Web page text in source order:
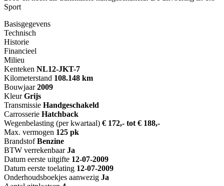
Sport
Basisgegevens
Technisch
Historie
Financieel
Milieu
Kenteken NL12-JKT-7
Kilometerstand 108.148 km
Bouwjaar 2009
Kleur Grijs
Transmissie Handgeschakeld
Carrosserie Hatchback
Wegenbelasting (per kwartaal) € 172,- tot € 188,-
Max. vermogen 125 pk
Brandstof Benzine
BTW verrekenbaar Ja
Datum eerste uitgifte 12-07-2009
Datum eerste toelating 12-07-2009
Onderhoudsboekjes aanwezig Ja